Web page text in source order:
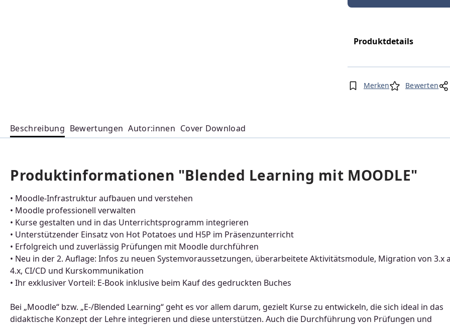
Produktdetails
Merken Bewerten
Beschreibung Bewertungen Autor:innen Cover Download
Produktinformationen "Blended Learning mit MOODLE"
• Moodle-Infrastruktur aufbauen und verstehen
• Moodle professionell verwalten
• Kurse gestalten und in das Unterrichtsprogramm integrieren
• Unterstützender Einsatz von Hot Potatoes und H5P im Präsenzunterricht
• Erfolgreich und zuverlässig Prüfungen mit Moodle durchführen
• Neu in der 2. Auflage: Infos zu neuen Systemvoraussetzungen, überarbeitete Aktivitätsmodule, Migration von 3.x
4.x, CI/CD und Kurskommunikation
• Ihr exklusiver Vorteil: E-Book inklusive beim Kauf des gedruckten Buches
Bei „Moodle“ bzw. „E-/Blended Learning“ geht es vor allem darum, gezielt Kurse zu entwickeln, die sich ideal in das
didaktische Konzept der Lehre integrieren und diese unterstützen. Auch die Durchführung von Prüfungen und